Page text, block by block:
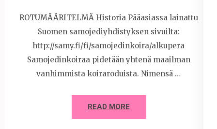
ROTUMÄÄRITELMÄ Historia Pääasiassa lainattu
Suomen samojediyhdistyksen sivuilta:
http://samy.fi/fi/samojedinkoira/alkupera
Samojedinkoiraa pidetään yhtenä maailman
vanhimmista koiraroduista. Nimensä …
READ MORE